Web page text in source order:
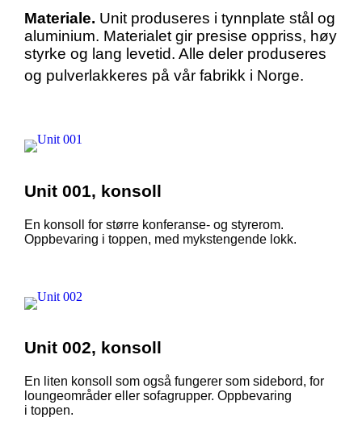
Materiale. Unit produseres i tynnplate stål og
aluminium. Materialet gir presise oppriss, høy
styrke og lang levetid. Alle deler produseres
og pulverlakkeres på vår fabrikk i Norge.
Unit 001, konsoll
En konsoll for større konferanse- og styrerom.
Oppbevaring i toppen, med mykstengende lokk.
Unit 002, konsoll
En liten konsoll som også fungerer som sidebord, for
loungeområder eller sofagrupper. Oppbevaring
i toppen.